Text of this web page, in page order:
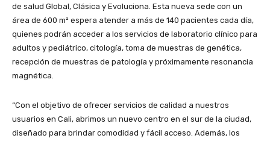
de salud Global, Clásica y Evoluciona. Esta nueva sede con un
área de 600 m² espera atender a más de 140 pacientes cada día,
quienes podrán acceder a los servicios de laboratorio clínico para
adultos y pediátrico, citología, toma de muestras de genética,
recepción de muestras de patología y próximamente resonancia
magnética.
“Con el objetivo de ofrecer servicios de calidad a nuestros
usuarios en Cali, abrimos un nuevo centro en el sur de la ciudad,
diseñado para brindar comodidad y fácil acceso. Además, los